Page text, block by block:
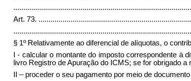
Art. 73.
§ 1º Relativamente ao diferencial de alíquotas, o
I - calcular o montante do imposto correspondente à
livro Registro de Apuração do ICMS; se for obrigado
II – proceder o seu pagamento por meio de